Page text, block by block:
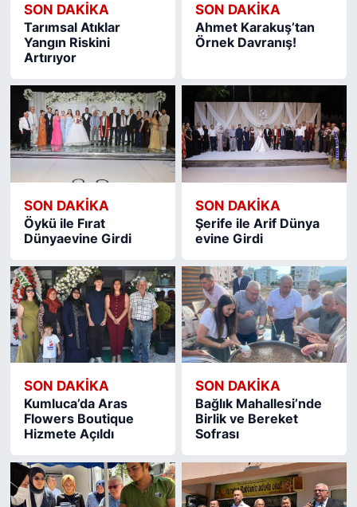
SON DAKIKA
Tarımsal Atıklar
Yangın Riskini
Artırıyor
SON DAKIKA
Ahmet Karakuş’tan
Örnek Davranış!
SON DAKIKA
Öykü ile Fırat
Dünyaevine Girdi
SON DAKIKA
Şerife ile Arif Dünya
evine Girdi
SON DAKIKA
Kumluca’da Aras
Flowers Boutique
Hizmete Açıldı
SON DAKIKA
Bağlık Mahallesi’nde
Birlik ve Bereket
Sofrası